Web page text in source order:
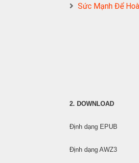
Sức Mạnh Để
2. DOWNLOAD
Định dạng
Định dạng